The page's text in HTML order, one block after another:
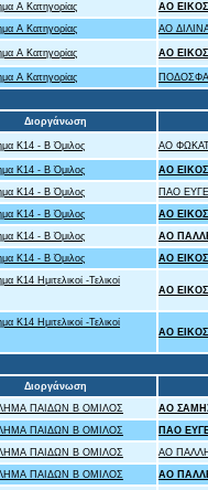
Α Κατηγορίας
ΑΟ
Α Κατηγορίας ΑΟ
Α Κατηγορίας ΑΟ
Α Κατηγορίας
Διοργάνωση
Κ14 - Β Όμιλος ΑΟ
Κ14 - Β Όμιλος
ΑΟ
Κ14 - Β Όμιλος
ΠΑΟ
Κ14 - Β Όμιλος
ΑΟ
Κ14 - Β Όμιλος
ΑΟ
Κ14 - Β Όμιλος ΑΟ
Κ14 Ημιτελικοί -Τελικοί
ΑΟ
Κ14 Ημιτελικοί -Τελικοί
ΑΟ
Διοργάνωση
ΠΑΙΔΩΝ Β ΟΜΙΛΟΣ
ΑΟ
ΠΑΙΔΩΝ Β ΟΜΙΛΟΣ
ΠΑΟ
ΠΑΙΔΩΝ Β ΟΜΙΛΟΣ
ΑΟ
ΠΑΙΔΩΝ Β ΟΜΙΛΟΣ ΑΟ